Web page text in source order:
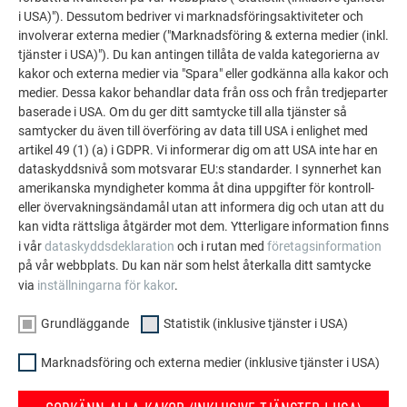
Återvinningsbarhet och cirkulär ekonomi
Stöd för klimatvänliga byggmetoder
Märkningen ger hantverkare och byggherrar en tydlig
vägledning vid valet av hållbara produkter och stärker
transparensen på marknaden. Med denna certifiering
understryker vi vårt engagemang för innovativa och
miljömedvetna lösningar inom modern byggverksamhet.
i USA)"). Dessutom bedriver vi marknadsföringsaktiviteter och
involverar externa medier ("Marknadsföring & externa medier (inkl.
tjänster i USA)"). Du kan antingen tillåta de valda kategorierna av
kakor och externa medier via "Spara" eller godkänna alla kakor och
medier. Dessa kakor behandlar data från oss och från tredjeparter
baserade i USA. Om du ger ditt samtycke till alla tjänster så
samtycker du även till överföring av data till USA i enlighet med
artikel 49 (1) (a) i GDPR. Vi informerar dig om att USA inte har en
dataskyddsnivå som motsvarar EU:s standarder. I synnerhet kan
amerikanska myndigheter komma åt dina uppgifter för kontroll-
eller övervakningsändamål utan att informera dig och utan att du
kan vidta rättsliga åtgärder mot dem. Ytterligare information finns
i vårdataskyddsdeklaration och i rutan med företagsinformation
på vår webbplats. Du kan när som helst återkalla ditt samtycke
via inställningarna för kakor.
Grundläggande Statistik (inklusive tjänster i USA)
Marknadsföring och externa medier (inklusive tjänster i USA)